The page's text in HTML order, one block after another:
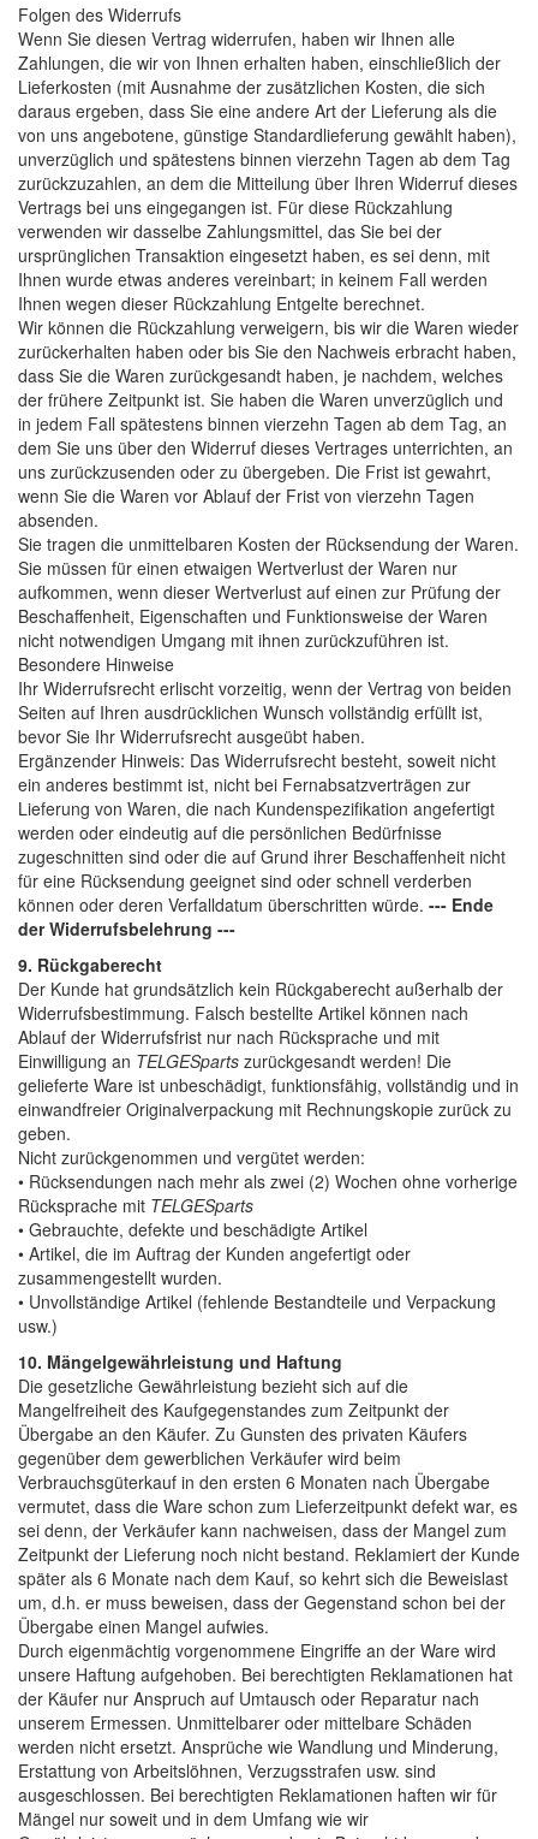
Folgen des Widerrufs
Wenn Sie diesen Vertrag widerrufen, haben wir Ihnen alle
Zahlungen, die wir von Ihnen erhalten haben, einschließlich der
Lieferkosten (mit Ausnahme der zusätzlichen Kosten, die sich
daraus ergeben, dass Sie eine andere Art der Lieferung als die
von uns angebotene, günstige Standardlieferung gewählt haben),
unverzüglich und spätestens binnen vierzehn Tagen ab dem Tag
zurückzuzahlen, an dem die Mitteilung über Ihren Widerruf dieses
Vertrags bei uns eingegangen ist. Für diese Rückzahlung
verwenden wir dasselbe Zahlungsmittel, das Sie bei der
ursprünglichen Transaktion eingesetzt haben, es sei denn, mit
Ihnen wurde etwas anderes vereinbart; in keinem Fall werden
Ihnen wegen dieser Rückzahlung Entgelte berechnet.
Wir können die Rückzahlung verweigern, bis wir die Waren wieder
zurückerhalten haben oder bis Sie den Nachweis erbracht haben,
dass Sie die Waren zurückgesandt haben, je nachdem, welches
der frühere Zeitpunkt ist. Sie haben die Waren unverzüglich und
in jedem Fall spätestens binnen vierzehn Tagen ab dem Tag, an
dem Sie uns über den Widerruf dieses Vertrages unterrichten, an
uns zurückzusenden oder zu übergeben. Die Frist ist gewahrt,
wenn Sie die Waren vor Ablauf der Frist von vierzehn Tagen
absenden.
Sie tragen die unmittelbaren Kosten der Rücksendung der Waren.
Sie müssen für einen etwaigen Wertverlust der Waren nur
aufkommen, wenn dieser Wertverlust auf einen zur Prüfung der
Beschaffenheit, Eigenschaften und Funktionsweise der Waren
nicht notwendigen Umgang mit ihnen zurückzuführen ist.
Besondere Hinweise
Ihr Widerrufsrecht erlischt vorzeitig, wenn der Vertrag von beiden
Seiten auf Ihren ausdrücklichen Wunsch vollständig erfüllt ist,
bevor Sie Ihr Widerrufsrecht ausgeübt haben.
Ergänzender Hinweis: Das Widerrufsrecht besteht, soweit nicht
ein anderes bestimmt ist, nicht bei Fernabsatzverträgen zur
Lieferung von Waren, die nach Kundenspezifikation angefertigt
werden oder eindeutig auf die persönlichen Bedürfnisse
zugeschnitten sind oder die auf Grund ihrer Beschaffenheit nicht
für eine Rücksendung geeignet sind oder schnell verderben
können oder deren Verfalldatum überschritten würde. --- Ende
der Widerrufsbelehrung ---
9. Rückgaberecht
Der Kunde hat grundsätzlich kein Rückgaberecht außerhalb der
Widerrufsbestimmung. Falsch bestellte Artikel können nach
Ablauf der Widerrufsfrist nur nach Rücksprache und mit
Einwilligung an TELGESparts zurückgesandt werden! Die
gelieferte Ware ist unbeschädigt, funktionsfähig, vollständig und in
einwandfreier Originalverpackung mit Rechnungskopie zurück zu
geben.
Nicht zurückgenommen und vergütet werden:
• Rücksendungen nach mehr als zwei (2) Wochen ohne vorherige
Rücksprache mit TELGESparts
• Gebrauchte, defekte und beschädigte Artikel
• Artikel, die im Auftrag der Kunden angefertigt oder
zusammengestellt wurden.
• Unvollständige Artikel (fehlende Bestandteile und Verpackung
usw.)
10. Mängelgewährleistung und Haftung
Die gesetzliche Gewährleistung bezieht sich auf die
Mangelfreiheit des Kaufgegenstandes zum Zeitpunkt der
Übergabe an den Käufer. Zu Gunsten des privaten Käufers
gegenüber dem gewerblichen Verkäufer wird beim
Verbrauchsgüterkauf in den ersten 6 Monaten nach Übergabe
vermutet, dass die Ware schon zum Lieferzeitpunkt defekt war, es
sei denn, der Verkäufer kann nachweisen, dass der Mangel zum
Zeitpunkt der Lieferung noch nicht bestand. Reklamiert der Kunde
später als 6 Monate nach dem Kauf, so kehrt sich die Beweislast
um, d.h. er muss beweisen, dass der Gegenstand schon bei der
Übergabe einen Mangel aufwies.
Durch eigenmächtig vorgenommene Eingriffe an der Ware wird
unsere Haftung aufgehoben. Bei berechtigten Reklamationen hat
der Käufer nur Anspruch auf Umtausch oder Reparatur nach
unserem Ermessen. Unmittelbarer oder mittelbare Schäden
werden nicht ersetzt. Ansprüche wie Wandlung und Minderung,
Erstattung von Arbeitslöhnen, Verzugsstrafen usw. sind
ausgeschlossen. Bei berechtigten Reklamationen haften wir für
Mängel nur soweit und in dem Umfang wie wir